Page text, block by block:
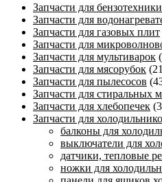
Запчасти для
Запчасти для
Запчасти для газовых плит
Запчасти для
Запчасти для мультиварок
Запчасти для мясорубок
Запчасти для пылесосов
Запчасти для стиральных
Запчасти для хлебопечек
Запчасти для
балконы для
выключатели для
датчики, тепловые
ножки для